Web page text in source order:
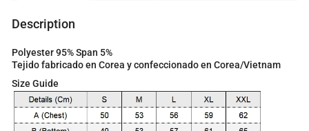
o
u
t
o
t
a
l
Description
Polyester 95% Span 5%
Tejido fabricado en Corea y confeccionado en Corea/Vietnam
Size Guide